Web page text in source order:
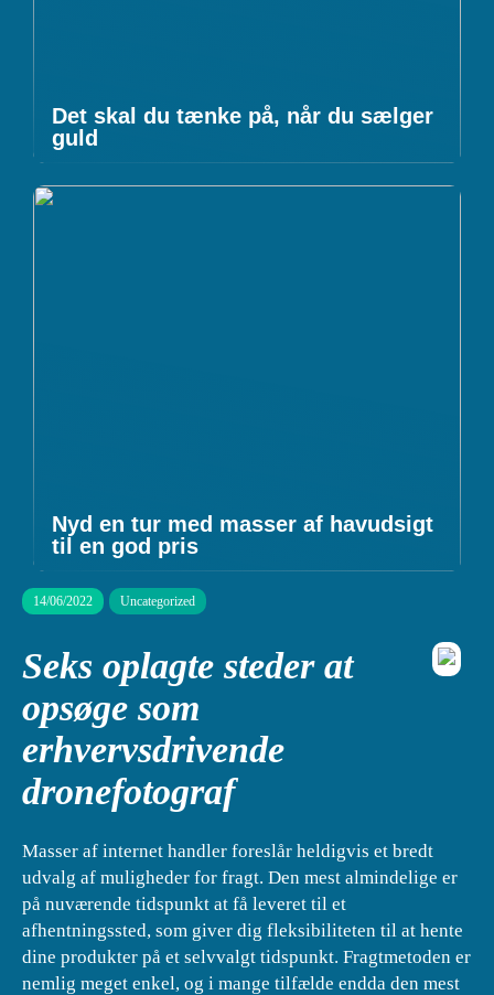
Det skal du tænke på, når du sælger
guld
Nyd en tur med masser af havudsigt
til en god pris
14/06/2022 Uncategorized
Seks oplagte steder at
opsøge som
erhvervsdrivende
dronefotograf
Masser af internet handler foreslår heldigvis et bredt
udvalg af muligheder for fragt. Den mest almindelige er
på nuværende tidspunkt at få leveret til et
afhentningssted, som giver dig fleksibiliteten til at hente
dine produkter på et selvvalgt tidspunkt. Fragtmetoden er
nemlig meget enkel, og i mange tilfælde endda den mest